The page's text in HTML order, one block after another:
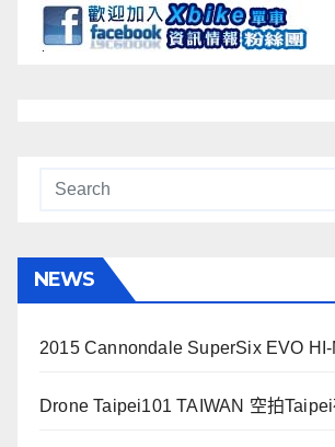
NEWS
2015 Cannondale SuperSix EVO
Drone Taipei101 TAIWAN 空拍